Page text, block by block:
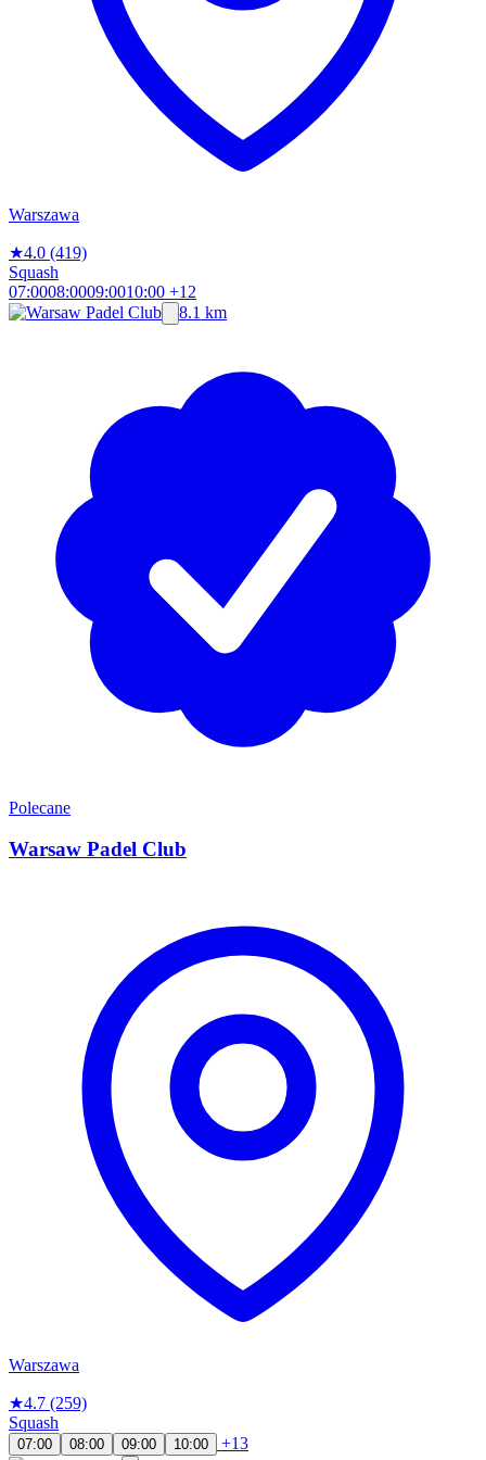
Warszawa
★4.0 (419)
Squash
07:0008:0009:0010:00 +12
8.1 km
Polecane
Warsaw Padel Club
Warszawa
★4.7 (259)
Squash
07:00 08:00 09:00 10:00
+13